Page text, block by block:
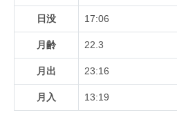
日没 17:06
月齢 22.3
月出 23:16
月入 13:19